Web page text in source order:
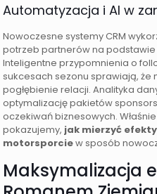
Automatyzacja i AI w
Nowoczesne systemy CRM
potrzeb partnerów na
Inteligentne przypomnienia o
sukcesach sezonu sprawiają,
pogłębienie relacji. Analityka
optymalizację pakietów
oczekiwań biznesowych.
pokazujemy, jak mierzyć
motorsporciew sposób
Maksymalizacja